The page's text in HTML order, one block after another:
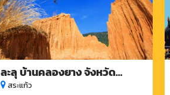
ละลุ บ้านคลองยาง จังหวัด
สระแก้ว
สระแก้ว